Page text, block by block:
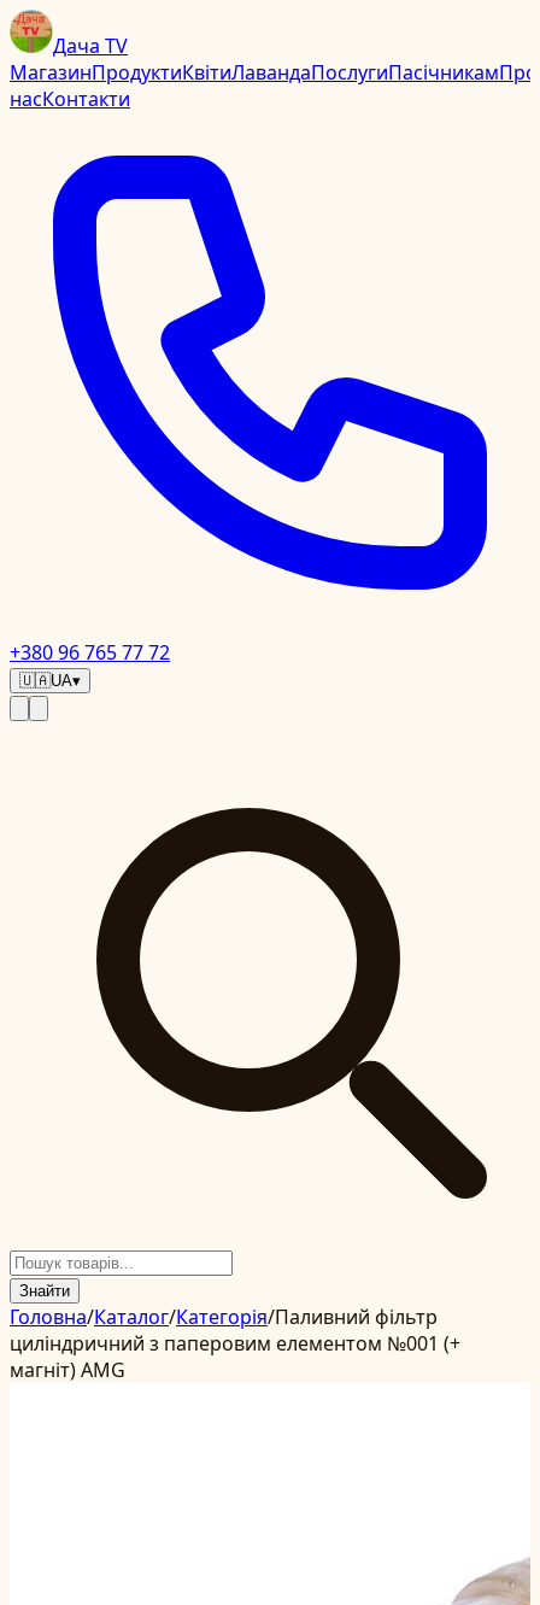
Дача TV
МагазинПродуктиКвітиЛавандаПослугиПасічникамПро
насКонтакти
+380 96 765 77 72
🇺🇦UA▾
Знайти
Головна/Каталог/Категорія/Паливний фільтр
циліндричний з паперовим елементом №001 (+
магніт) AMG